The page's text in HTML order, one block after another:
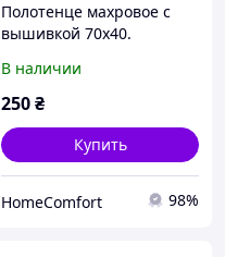
Полотенце махровое с
вышивкой 70x40.
"Доброго вечора ми с
Украини"
В наличии
250₴
Купить
HomeComfort 98%